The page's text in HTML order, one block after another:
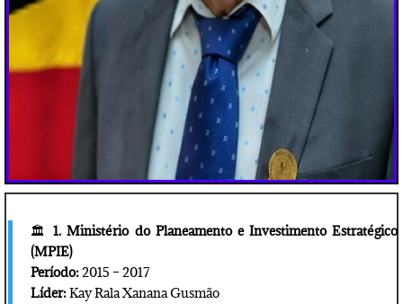
🏛️1. Ministério do Planeamento e Investimento Estratégico
(MPIE)
Período:2015 – 2017
Líder:Kay Rala Xanana Gusmão